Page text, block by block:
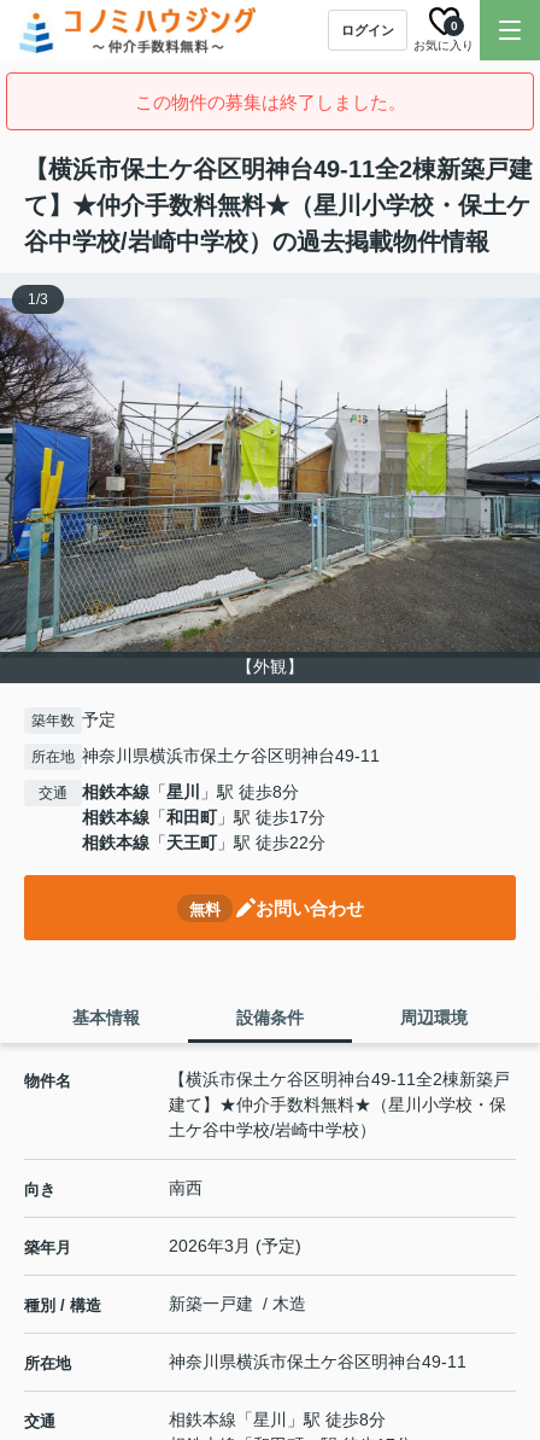
ログイン
お気に入り
0
この物件の募集は終了しました。
【横浜市保土ケ谷区明神台49-11全2棟新築戸建
て】★仲介手数料無料★（星川小学校・保土ケ
谷中学校/岩崎中学校）の過去掲載物件情報
【外観】
1/3
築年数 予定
所在地 神奈川県横浜市保土ケ谷区明神台49-11
交通 相鉄本線 「星川
」駅 徒歩8分
相鉄本線 「和田町」駅 徒歩17分
相鉄本線 「天王町」駅 徒歩22分
無料 お問い合わせ
基本情報 設備条件 周辺環境
物件名
【横浜市保土ケ谷区明神台49-11全2棟新築戸
建て】★仲介手数料無料★（星川小学校・保
土ケ谷中学校/岩崎中学校）
向き 南西
築年月 2026年3月 (予定)
種別 / 構造 新築一戸建 / 木造
所在地 神奈川県横浜市保土ケ谷区明神台49-11
交通 相鉄本線 「星川
」駅 徒歩8分